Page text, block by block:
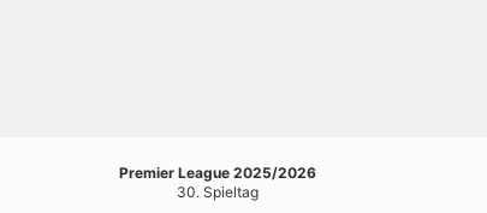
Premier League 2025/2026
30. Spieltag